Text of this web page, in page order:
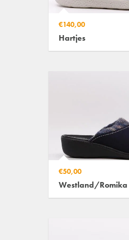
€140,00
Hartjes
€50,00
Westland/Romika